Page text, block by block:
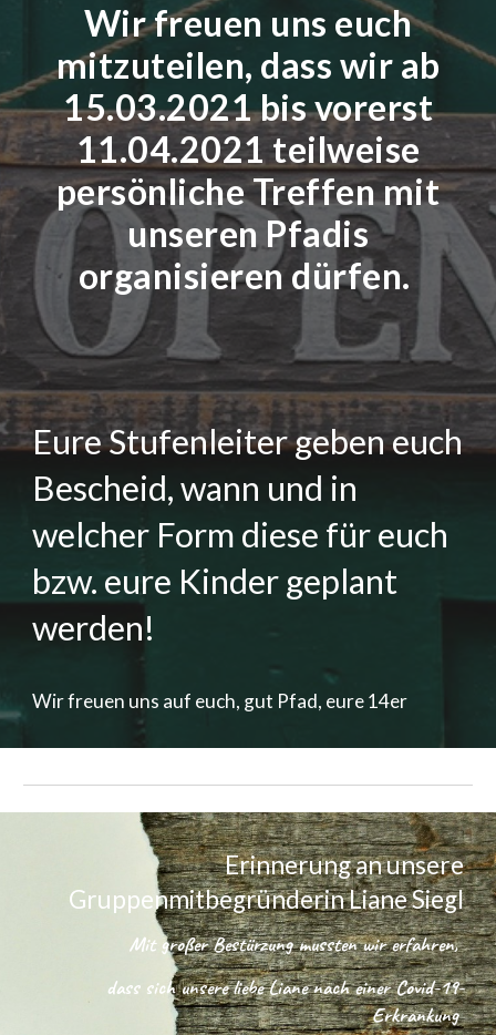
Wir freuen uns euch
mitzuteilen, dass wir ab
15.03.2021 bis vorerst
11.04.2021 teilweise
persönliche Treffen mit
unseren Pfadis
organisieren dürfen.
Eure Stufenleiter geben euch
Bescheid, wann und in
welcher Form diese für euch
bzw. eure Kinder geplant
werden!
Wir freuen uns auf euch, gut Pfad, eure 14er
Erinnerung an unsere
Gruppenmitbegründerin Liane Siegl
Mit großer Bestürzung mussten wir erfahren,
dass sich unsere liebe Liane nach einer Covid-19-
Erkrankung